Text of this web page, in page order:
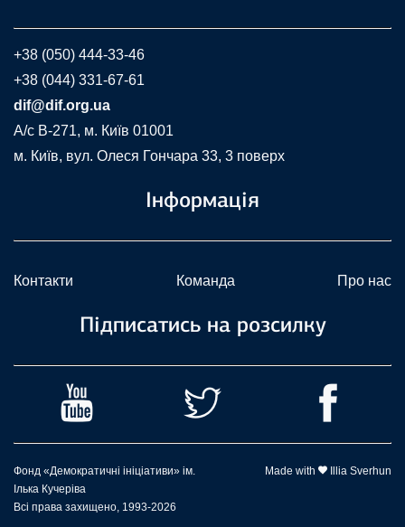
+38 (050) 444-33-46
+38 (044) 331-67-61
dif@dif.org.ua
A/c В-271, м. Київ 01001
м. Київ, вул. Олеся Гончара 33, 3 поверх
Інформація
Контакти Команда Про нас
Підписатись на розсилку
Фонд «Демократичні ініціативи» ім.
Ілька Кучеріва
Всі права захищено, 1993-2026
Made with Illia Sverhun